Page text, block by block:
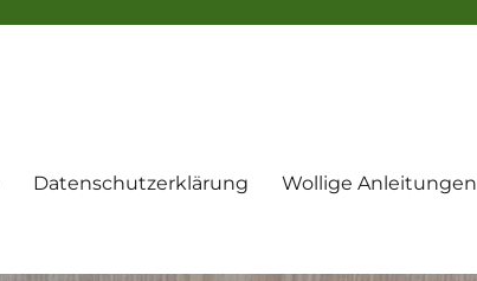
Datenschutzerklärung Wollige Anleitungen